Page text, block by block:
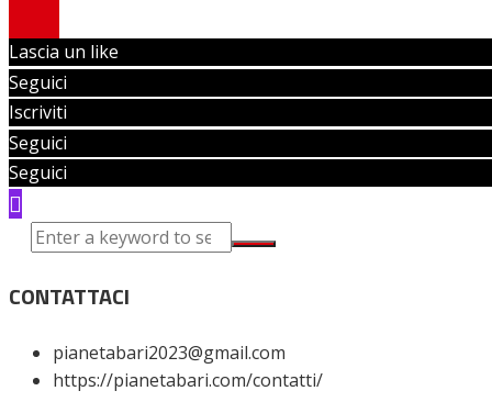
Lascia un like
Seguici
Iscriviti
Seguici
Seguici
CONTATTACI
pianetabari2023@gmail.com
https://pianetabari.com/contatti/